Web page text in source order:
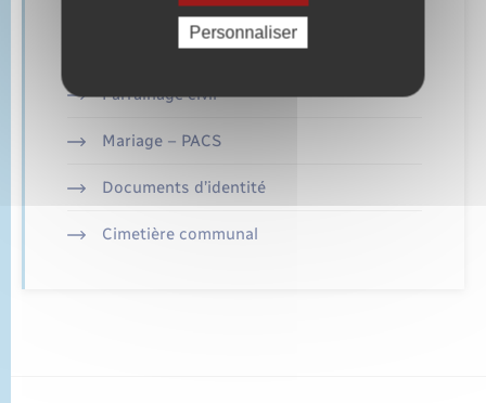
Retrouvez aussi
Parrainage civil
Mariage – PACS
Documents d’identité
Cimetière communal
Personnaliser